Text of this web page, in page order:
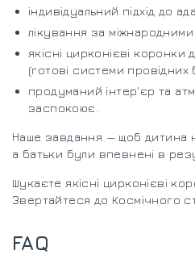
індивідуальний підхід до
лікування за
якісні цирконієві коронки
(готові системи провідних
продуманий інтер'єр та
заспокоює.
Наше завдання — щоб дитина
а батьки були впевнені в
Шукаєте якісні цирконієві
Звертайтеся до Космічного
FAQ